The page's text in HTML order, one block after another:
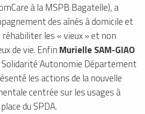
à la MSPB Bagatelle), a
des aînés à domicile et
les « vieux » et non
de vie. Enfin Murielle SAM-GIAO
Autonomie Département
les actions de la nouvelle
centrée sur les usages à
du SPDA.